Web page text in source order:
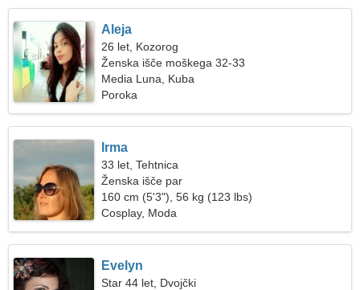
Aleja
26 let, Kozorog
Ženska išče moškega 32-33
Media Luna, Kuba
Poroka
Irma
33 let, Tehtnica
Ženska išče par
160 cm (5'3"), 56 kg (123 lbs)
Cosplay, Moda
Evelyn
Star 44 let, Dvojčki